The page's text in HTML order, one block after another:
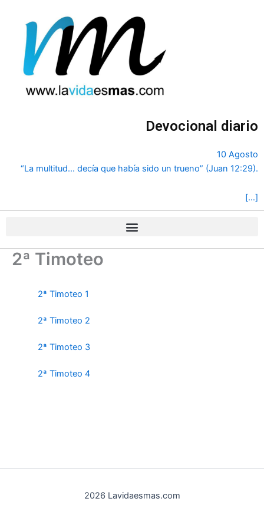
contenido
Devocional diario
10 Agosto
“La multitud... decía que había sido un trueno” (Juan 12:29).
[…]
2ª Timoteo
2ª Timoteo 1
2ª Timoteo 2
2ª Timoteo 3
2ª Timoteo 4
2026 Lavidaesmas.com